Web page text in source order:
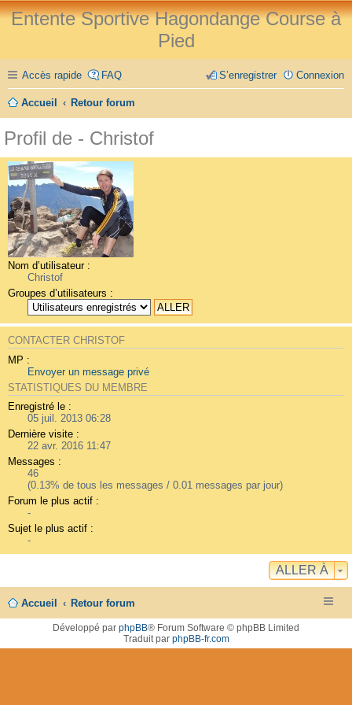
Entente Sportive Hagondange Course à
Pied
Accès rapide FAQ Connexion
S’enregistrer
Accueil Retour forum
Profil de - Christof
Nom d’utilisateur :
Christof
Groupes d’utilisateurs :
CONTACTER CHRISTOF
MP :
Envoyer un message privé
STATISTIQUES DU MEMBRE
Enregistré le :
05 juil. 2013 06:28
Dernière visite :
22 avr. 2016 11:47
Messages :
46
(0.13% de tous les messages / 0.01 messages par jour)
Forum le plus actif :
-
Sujet le plus actif :
-
ALLER À
Accueil Retour forum
Développé par phpBB® Forum Software © phpBB Limited
Traduit par phpBB-fr.com